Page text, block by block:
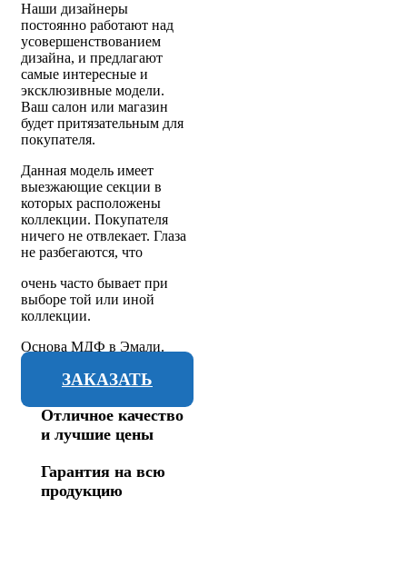
Наши дизайнеры
постоянно работают над
усовершенствованием
дизайна, и предлагают
самые интересные и
эксклюзивные модели.
Ваш салон или магазин
будет притязательным для
покупателя.
Данная модель имеет
выезжающие секции в
которых расположены
коллекции. Покупателя
ничего не отвлекает. Глаза
не разбегаются, что
очень часто бывает при
выборе той или иной
коллекции.
Основа МДФ в Эмали.
ЗАКАЗАТЬ
Отличное качество
и лучшие цены
Гарантия на всю
продукцию